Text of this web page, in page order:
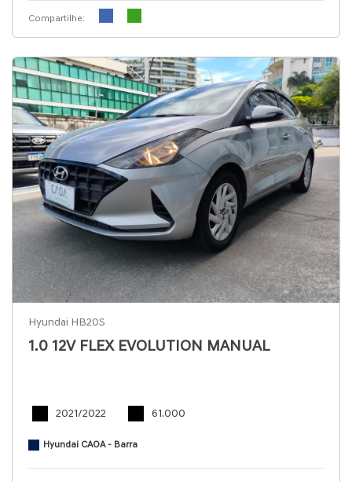
Compartilhe:
Hyundai HB20S
1.0 12V FLEX EVOLUTION MANUAL
2021/2022 61.000
Hyundai CAOA - Barra